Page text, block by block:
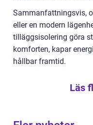
Sammanfattningsvis,
eller en modern
tilläggsisolering göra
komforten, kapar
hållbar framtid.
Läs